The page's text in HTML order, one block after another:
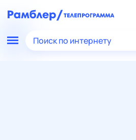
Поиск по интернету